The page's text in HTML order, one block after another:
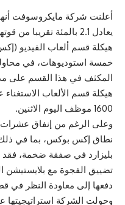
يعادل 2.1 ‌بالمئة تقريبا
هيكلة قسم ألعاب الفيديو
خمسة استوديوهات، في محاولة
المكثف في هذا القسم على
1600 موظف اليوم الاثنين.
وعلى الرغم من إنفاق عشرات
نطاق إكس بوكس، بما في
بليزارد ​في صفقة ضخمة،
تضييق الفجوة مع بلايستيشن
دفعها إلى معاودة النظر في
وحولت الشركة ⁠استراتيجيتها